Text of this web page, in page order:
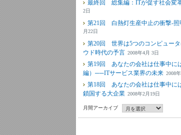
最終回 総集編：ITが促す社会変
2日
第21回 白熱灯生産中止の衝撃-照
月22日
第20回 世界は5つのコンピュー
ウド時代の予言 2008年4月 3日
第19回 あなたの会社は仕事中に
編）──ITサービス業界の未来 2008
第18回 あなたの会社は仕事中に
鎖国する大企業 2008年2月19日
月間アーカイブ